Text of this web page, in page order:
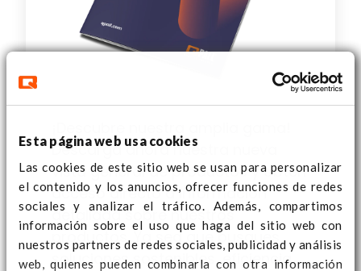
Esta página web usa cookies
Las cookies de este sitio web se usan para personalizar
el contenido y los anuncios, ofrecer funciones de redes
sociales y analizar el tráfico. Además, compartimos
información sobre el uso que haga del sitio web con
nuestros partners de redes sociales, publicidad y análisis
web, quienes pueden combinarla con otra información
Descarga ahora nuestra nueva
vista general de productos y obtén
acceso directo a información
detallada sobre nuestros
productos. Ya sea que busques
soluciones sostenibles, eficiencia